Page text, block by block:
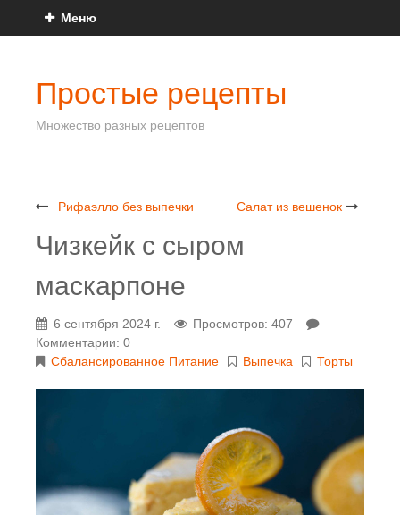
Меню
Простые рецепты
Множество разных рецептов
Рифаэлло без выпечки Салат из вешенок
Чизкейк с сыром
маскарпоне
6 сентября 2024 г.
Просмотров: 407
Комментарии: 0
Сбалансированное Питание
Выпечка Торты